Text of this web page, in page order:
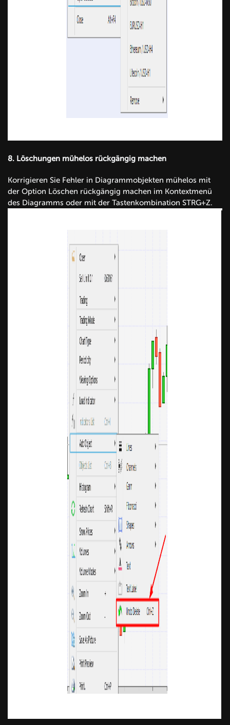
8. Löschungen mühelos rückgängig machen
Korrigieren Sie Fehler in Diagrammobjekten mühelos mit
der Option Löschen rückgängig machen im Kontextmenü
des Diagramms oder mit der Tastenkombination STRG+Z.